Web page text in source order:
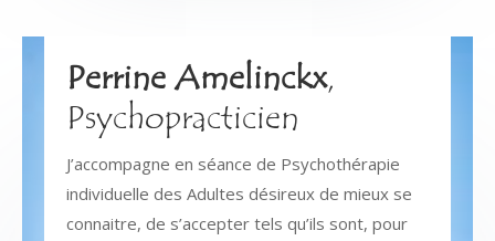
Perrine Amelinckx,
Psychopracticien
J’accompagne en séance de Psychothérapie
individuelle des Adultes désireux de mieux se
connaitre, de s’accepter tels qu’ils sont, pour